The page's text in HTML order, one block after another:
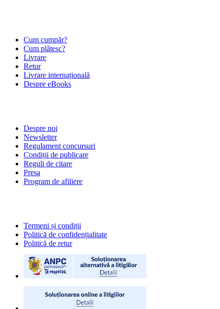
Cum cumpăr?
Cum plătesc?
Livrare
Retur
Livrare internațională
Despre eBooks
Despre noi
Newsletter
Regulament concursuri
Condiții de publicare
Reguli de citare
Presa
Program de afiliere
Termeni și condiții
Politică de confidențialitate
Politică de retur